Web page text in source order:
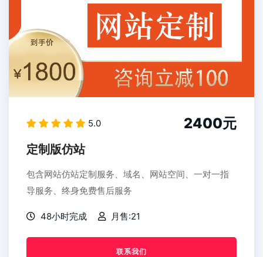
5.0 2400元
定制版仿站
包含网站仿站定制服务、域名、网站空间、一对一指
导服务、终身免费售后服务
48小时完成 月售:21
联系我们